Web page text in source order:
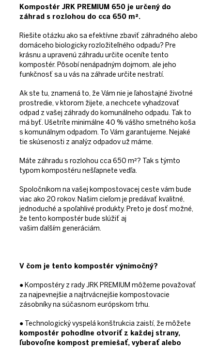
Kompostér JRK PREMIUM 650 je určený do
záhrad s rozlohou do cca 650 m².
Riešite otázku ako sa efektívne zbaviť záhradného alebo
domáceho biologicky rozložiteľného odpadu? Pre
krásnu a upravenú záhradu určite oceníte tento
kompostér. Pôsobí nenápadným dojmom, ale jeho
funkčnosť sa u vás na záhrade určite nestratí.
Ak ste tu, znamená to, že Vám nie je ľahostajné životné
prostredie, v ktorom žijete, a nechcete vyhadzovať
odpad z vašej záhrady do komunálneho odpadu. Tak to
má byť. Ušetríte minimálne 40 % vášho smetného koša
s komunálnym odpadom. To Vám garantujeme. Nejaké
tie skúsenosti z analýz odpadov už máme.
Máte záhradu s rozlohou cca 650 m²? Tak s týmto
typom kompostéru nešľapnete vedľa.
Spoločníkom na vašej kompostovacej ceste vám bude
viac ako 20 rokov. Našim cieľom je predávať kvalitné,
jednoduché a spoľahlivé produkty. Preto je dosť možné,
že tento kompostér bude slúžiť aj
vašim ďalším generáciám.
V čom je tento kompostér výnimočný?
● Kompostéry z rady JRK PREMIUM môžeme považovať
za najpevnejšie a najtrvácnejšie kompostovacie
zásobníky na súčasnom európskom trhu.
● Technologický vyspelá konštrukcia zaistí, že môžete
kompostér pohodlne otvoriť z každej strany,
ľubovoľne kompost premiešať, vyberať alebo